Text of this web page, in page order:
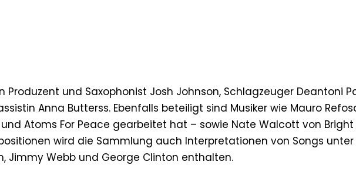
Produzent und Saxophonist Josh Johnson, Schlagzeuger Deantoni
Anna Butterss. Ebenfalls beteiligt sind Musiker wie Mauro
Atoms For Peace gearbeitet hat – sowie Nate Walcott von Bright
wird die Sammlung auch Interpretationen von Songs unter
Jimmy Webb und George Clinton enthalten.